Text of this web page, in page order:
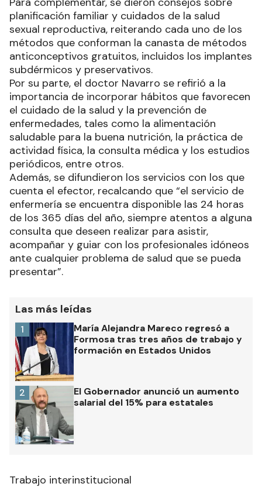
planificación familiar y cuidados de la salud
sexual reproductiva, reiterando cada uno de los
métodos que conforman la canasta de métodos
anticonceptivos gratuitos, incluidos los implantes
subdérmicos y preservativos.
Por su parte, el doctor Navarro se refirió a la
importancia de incorporar hábitos que favorecen
el cuidado de la salud y la prevención de
enfermedades, tales como la alimentación
saludable para la buena nutrición, la práctica de
actividad física, la consulta médica y los estudios
periódicos, entre otros.
Además, se difundieron los servicios con los que
cuenta el efector, recalcando que “el servicio de
enfermería se encuentra disponible las 24 horas
de los 365 días del año, siempre atentos a alguna
consulta que deseen realizar para asistir,
acompañar y guiar con los profesionales idóneos
ante cualquier problema de salud que se pueda
presentar”.
Las más leídas
María Alejandra Mareco regresó a
Formosa tras tres años de trabajo y
formación en Estados Unidos
1
El Gobernador anunció un aumento
salarial del 15% para estatales
2
Trabajo interinstitucional